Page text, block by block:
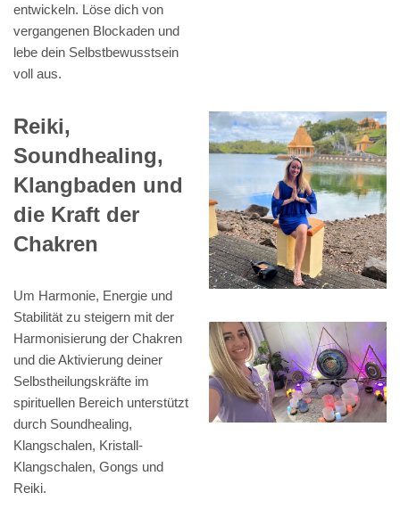
entwickeln. Löse dich von
vergangenen Blockaden und
lebe dein Selbstbewusstsein
voll aus.
Reiki,
Soundhealing,
Klangbaden und
die Kraft der
Chakren
Um Harmonie, Energie und
Stabilität zu steigern mit der
Harmonisierung der Chakren
und die Aktivierung deiner
Selbstheilungskräfte im
spirituellen Bereich unterstützt
durch Soundhealing,
Klangschalen, Kristall-
Klangschalen, Gongs und
Reiki.